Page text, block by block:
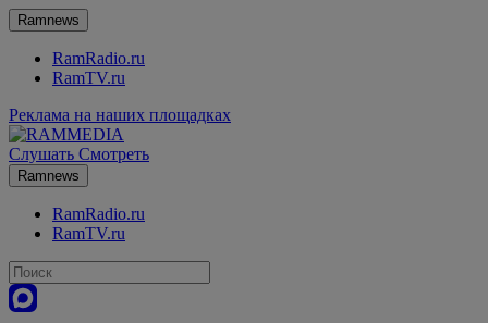
Ramnews
RamRadio.ru
RamTV.ru
Реклама на наших площадках
Слушать Смотреть
Ramnews
RamRadio.ru
RamTV.ru